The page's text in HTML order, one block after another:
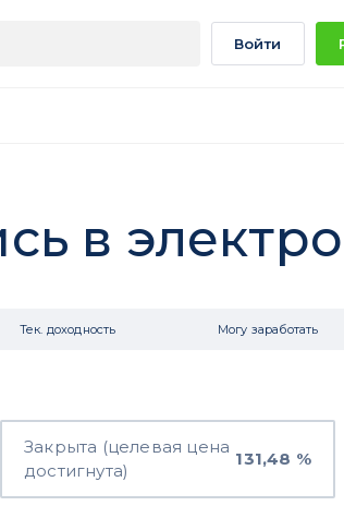
Войти
в
Тек. доходность Могу заработать
Закрыта (целевая цена
достигнута)
131,48 %